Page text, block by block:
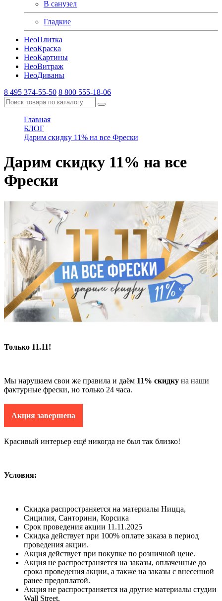
В санузел
Гладкие
НеоПлитка
НеоКраска
НеоКартины
НеоВитраж
НеоДиваны
8 495 374-55-50 8 800 555-18-06
Главная
БЛОГ
Дарим скидку 11% на все Фрески
Дарим скидку 11% на все
Фрески
Только 11.11!
Мы нарушаем свои же правила и даём 11% скидку на наши
фактурные фрески, но только 24 часа.
Акция завершена
Красивый интерьер ещё никогда не был так близко!
Условия:
Скидка распространяется на материалы Ницца,
Сицилия, Санторини, Корсика
Срок проведения акции 11.11.2025
Скидка действует при 100% оплате заказа в период
проведения акции.
Акция действует при покупке по розничной цене.
Акция не распространяется на заказы, оплаченные до
срока проведения акции, а также на заказы с внесенной
ранее предоплатой.
Акция не распространяется на другие материалы студии
Wall Street.